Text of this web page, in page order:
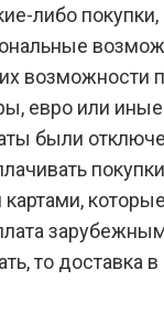
либо покупки,
возможности
евро или
были
то доставка